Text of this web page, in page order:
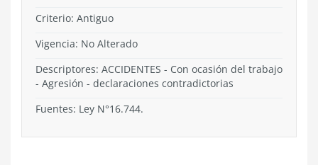
Criterio: Antiguo
Vigencia: No Alterado
Descriptores: ACCIDENTES - Con ocasión del trabajo
- Agresión - declaraciones contradictorias
Fuentes: Ley N°16.744.